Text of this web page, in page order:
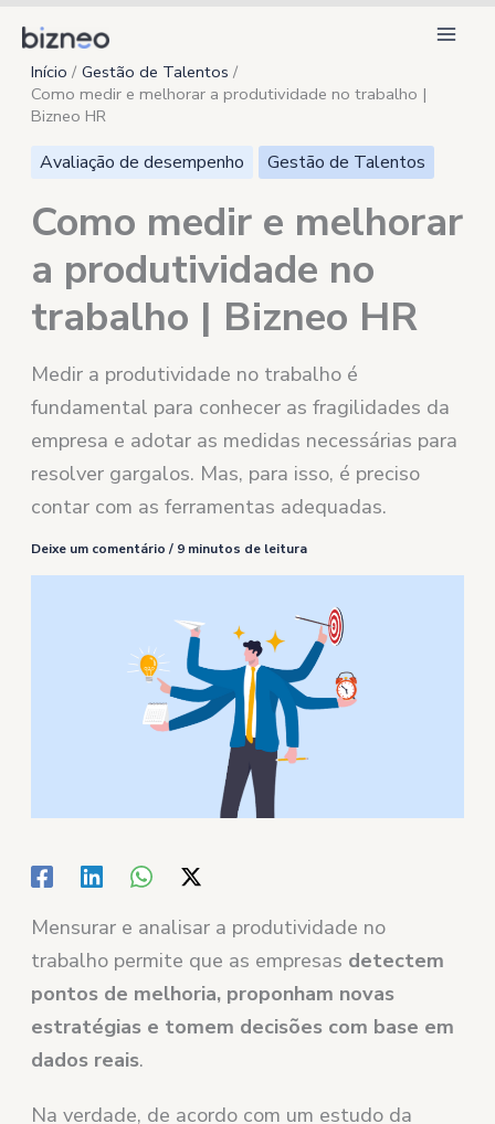
para
conteúdo
Início
Gestão de Talentos
Como medir e melhorar a produtividade no trabalho |
Bizneo HR
Avaliação de desempenho Gestão de Talentos
Como medir e melhorar
a produtividade no
trabalho | Bizneo HR
Medir a produtividade no trabalho é
fundamental para conhecer as fragilidades da
empresa e adotar as medidas necessárias para
resolver gargalos. Mas, para isso, é preciso
contar com as ferramentas adequadas.
Deixe um comentário / 9 minutos de leitura
Mensurar e analisar a produtividade no
trabalho permite que as empresas detectem
pontos de melhoria, proponham novas
estratégias e tomem decisões com base em
dados reais.
Na verdade, de acordo com um estudo da